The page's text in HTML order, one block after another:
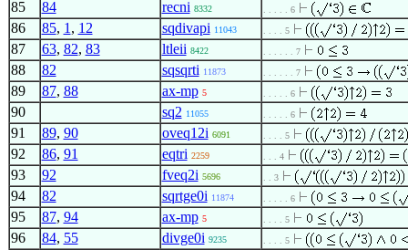
85 84 recni 8332 . . . . . 6
86 85, 1 , 12 sqdivapi 11043 . . . . 5
87 63, 82, 83 ltleii 8422 . . . . . . 7
88 82 sqsqrti 11873 . . . . . . 7
89 87, 88 ax-mp 5 . . . . . 6
90 sq2 11055 . . . . . 6
91 89, 90 oveq12i 6091 . . . . 5
92 86, 91 eqtri 2259 . . . 4
93 92 fveq2i 5696 . . 3
94 82 sqrtge0i 11874 . . . . . 6
95 87, 94 ax-mp 5 . . . . 5
96 84, 55 divge0i 9235 . . . . 5